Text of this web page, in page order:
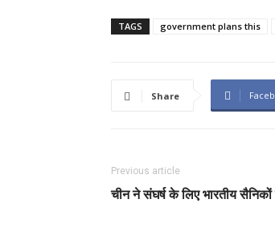
TAGS government plans this
Share
Previous article
चीन ने संघर्ष के लिए भारतीय